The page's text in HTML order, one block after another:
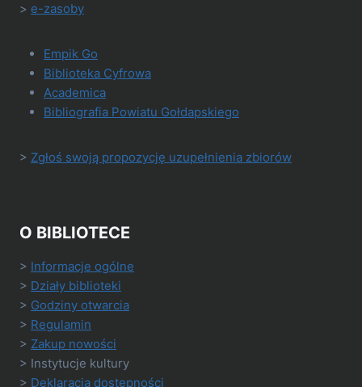
> e-zasoby
Empik Go
Biblioteka Cyfrowa
Academica
Bibliografia Powiatu Gołdapskiego
> Zgłoś swoją propozycję uzupełnienia zbiorów
O BIBLIOTECE
> Informacje ogólne
> Działy biblioteki
> Godziny otwarcia
> Regulamin
> Zakup nowości
> Instytucje kultury
> Deklaracja dostępności